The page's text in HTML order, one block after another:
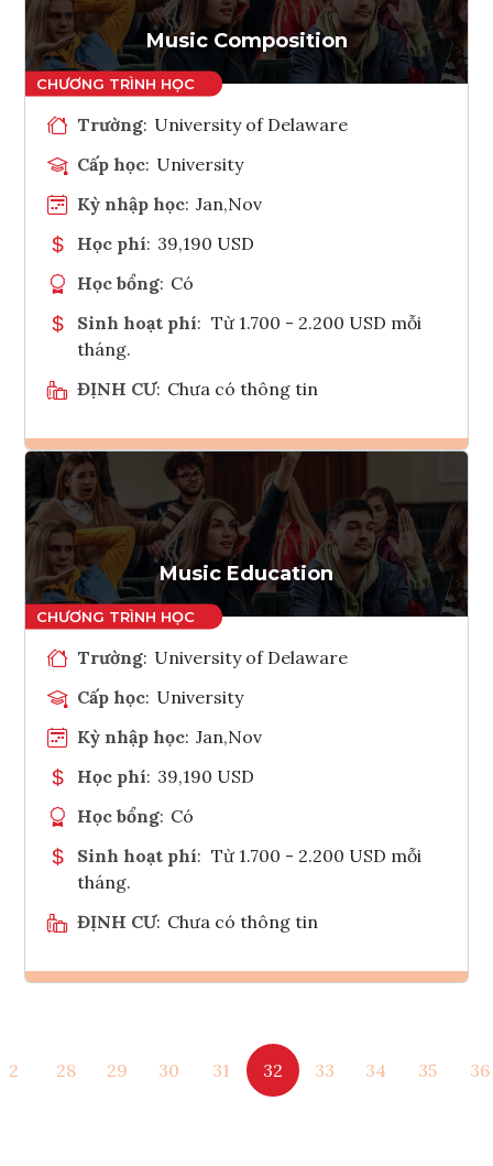
Tham vấn Interlink
Music Composition
Trường: University of Delaware
Cấp học: University
Kỳ nhập học: Jan,Nov
Học phí: 39,190 USD
Học bổng: Có
Sinh hoạt phí: Từ 1.700 - 2.200 USD mỗi
tháng.
ĐỊNH CƯ: Chưa có thông tin
Ghi danh
Tham vấn Interlink
Music Education
Trường: University of Delaware
Cấp học: University
Kỳ nhập học: Jan,Nov
Học phí: 39,190 USD
Học bổng: Có
Sinh hoạt phí: Từ 1.700 - 2.200 USD mỗi
tháng.
ĐỊNH CƯ: Chưa có thông tin
Tham vấn Interlink
2 28 29 30 31 32 33 34 35 36